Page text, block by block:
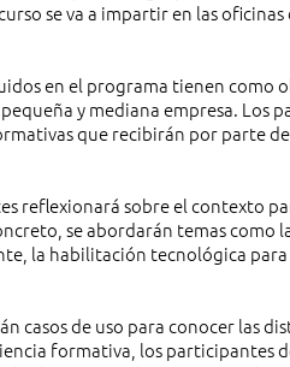
se va a impartir en las
en el programa tienen
y mediana empresa. Los
que recibirán por parte
reflexionará sobre el contexto
se abordarán temas como
la habilitación tecnológica
casos de uso para conocer las
formativa, los